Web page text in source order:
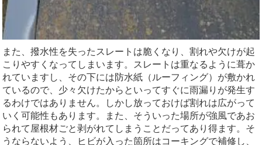
また、撥水性を失ったスレートは脆くなり、割れや欠けが起
こりやすくなってしまいます。スレートは重なるように葺か
れていますし、その下には防水紙（ルーフィング）が敷かれ
ているので、少々欠けたからといってすぐに雨漏りが発生す
るわけではありません。しかし放っておけば割れは広がって
いく可能性もあります。また、そういった場所が強風であお
られて屋根材ごと剥がれてしまうことだってあり得ます。そ
うならないよう、ヒビが入った箇所はコーキングで補修し、